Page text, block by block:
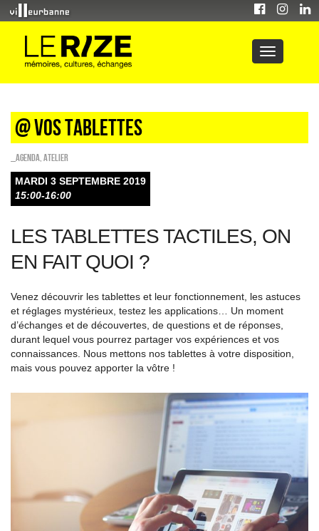
@ vos tablettes
_Agenda Atelier
MARDI 3 SEPTEMBRE 2019
15:00-16:00
LES TABLETTES TACTILES, ON
EN FAIT QUOI ?
Venez découvrir les tablettes et leur fonctionnement, les astuces
et réglages mystérieux, testez les applications… Un moment
d’échanges et de découvertes, de questions et de réponses,
durant lequel vous pourrez partager vos expériences et vos
connaissances. Nous mettons nos tablettes à votre disposition,
mais vous pouvez apporter la vôtre !